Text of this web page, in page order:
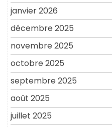
janvier 2026
décembre 2025
novembre 2025
octobre 2025
septembre 2025
août 2025
juillet 2025